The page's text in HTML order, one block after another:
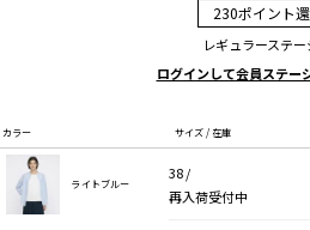
230ポイント
レギュラーステー
ログインして会員ステー
カラー サイズ / 在庫
ライトブルー
38 /
再入荷受付中